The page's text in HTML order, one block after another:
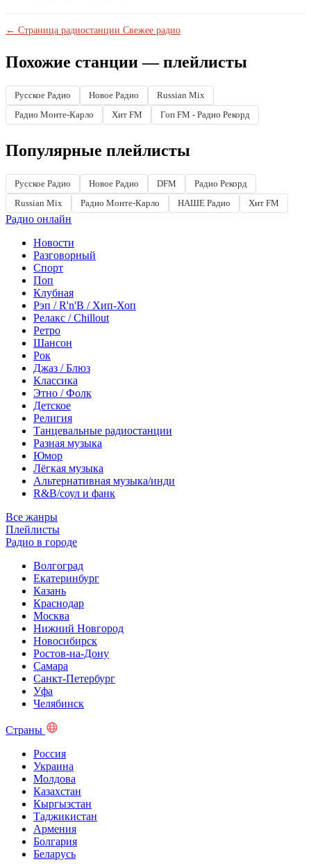
← Страница радиостанции Свежее радио
Похожие станции — плейлисты
Русское Радио Новое Радио
Russian Mix
Радио Монте-Карло
Хит FM Гоп FM - Радио Рекорд
Популярные плейлисты
Русское Радио Новое Радио DFM
Радио Рекорд
Russian Mix
Радио Монте-Карло НАШЕ Радио Хит FM
Радио онлайн
Новости
Разговорный
Спорт
Поп
Клубная
Рэп / R'n'B / Хип-Хоп
Релакс / Chillout
Ретро
Шансон
Рок
Джаз / Блюз
Классика
Этно / Фолк
Детское
Религия
Танцевальные радиостанции
Разная музыка
Юмор
Лёгкая музыка
Альтернативная музыка/инди
R&B/cоул и фанк
Все жанры
Плейлисты
Радио в городе
Волгоград
Екатеринбург
Казань
Краснодар
Москва
Нижний Новгород
Новосибирск
Ростов-на-Дону
Самара
Санкт-Петербург
Уфа
Челябинск
Страны
Россия
Украина
Молдова
Казахстан
Кыргызстан
Таджикистан
Армения
Болгария
Беларусь